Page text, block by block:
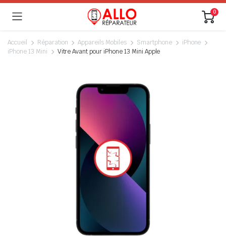
0
Accueil Réparation Appareils Mobiles Smartphone
iPhone
iPhone 13 Mini
Vitre Avant pour iPhone 13 Mini Apple